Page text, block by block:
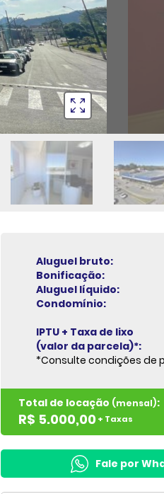
Aluguel bruto:
Bonificação:
Aluguel líquido:
Condomínio:
IPTU + Taxa de lixo
(valor da parcela)*:
*Consulte condições de
Total de locação (mensal):
R$ 5.000,00 + Taxas
Fale por